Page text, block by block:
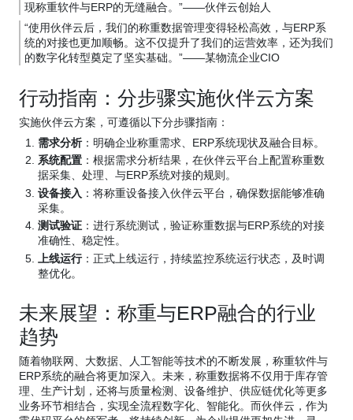
现称重软件与ERP的无缝融合。”——伙伴云创始人
“使用伙伴云后，我们的称重数据管理变得轻松高效，与ERP系
统的对接也更加顺畅。这不仅提升了我们的运营效率，还为我们
的数字化转型奠定了坚实基础。”——某物流企业CIO
行动指南：分步骤实施伙伴云方案
实施伙伴云方案，可遵循以下分步骤指南：
需求分析：明确企业称重需求、ERP系统现状及融合目标。
系统配置 ：根据需求分析结果，在伙伴云平台上配置称重数
据采集、处理、与ERP系统对接的规则。
设备接入 ：将称重设备接入伙伴云平台，确保数据能够准确
采集。
测试验证 ：进行系统测试，验证称重数据与ERP系统的对接
准确性、稳定性。
上线运行：正式上线运行，持续监控系统运行状态，及时调
整优化。
未来展望：称重与ERP融合的行业
趋势
随着物联网、大数据、人工智能等技术的不断发展，称重软件与
ERP系统的融合将更加深入。未来，称重数据将不仅用于库存管
理、生产计划，还将与质量检测、设备维护、供应链优化等更多
业务环节相结合，实现全流程数字化、智能化。而伙伴云，作为